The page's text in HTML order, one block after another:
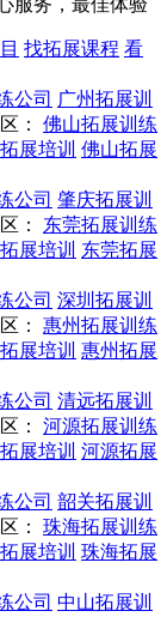
服务，最佳体验
找拓展课程 看
公司 广州拓展训
：
佛山拓展训练
展培训 佛山拓展
公司 肇庆拓展训
：
东莞拓展训练
展培训 东莞拓展
公司 深圳拓展训
：
惠州拓展训练
展培训 惠州拓展
公司 清远拓展训
：
河源拓展训练
展培训 河源拓展
公司 韶关拓展训
：
珠海拓展训练
展培训 珠海拓展
公司 中山拓展训